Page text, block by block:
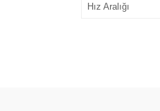
Hız Aralığı